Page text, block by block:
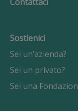
Sostienici
Sei un’azienda?
Sei un privato?
Sei una